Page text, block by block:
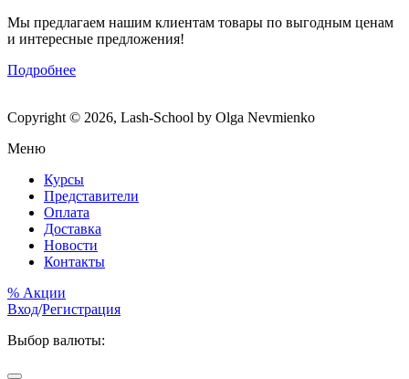
Мы предлагаем нашим клиентам товары по выгодным ценам
и интересные предложения!
Подробнее
Copyright © 2026, Lash-School by Olga Nevmienko
Меню
Курсы
Представители
Оплата
Доставка
Новости
Контакты
% Акции
Вход/Регистрация
Выбор валюты: